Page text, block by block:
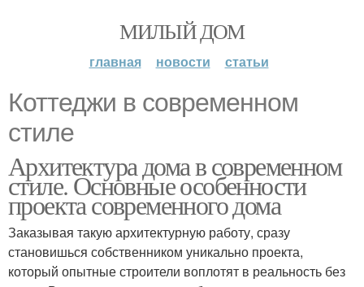
МИЛЫЙ ДОМ
главная новости статьи
Коттеджи в современном
стиле
Архитектура дома в современном
стиле. Основные особенности
проекта современного дома
Заказывая такую архитектурную работу, сразу
становишься собственником уникально проекта,
который опытные строители воплотят в реальность без